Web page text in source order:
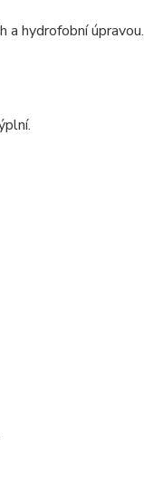
a hydrofobní úpravou.